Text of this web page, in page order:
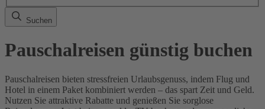
Suchen
Pauschalreisen günstig buchen
Pauschalreisen bieten stressfreien Urlaubsgenuss, indem Flug und
Hotel in einem Paket kombiniert werden – das spart Zeit und Geld.
Nutzen Sie attraktive Rabatte und genießen Sie sorglose